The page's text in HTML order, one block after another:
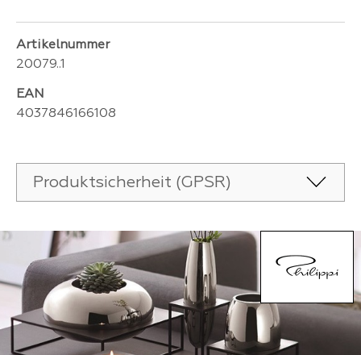
Artikelnummer
20079..1
EAN
4037846166108
Produktsicherheit (GPSR)